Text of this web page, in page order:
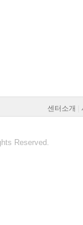
센터소개
Reserved.